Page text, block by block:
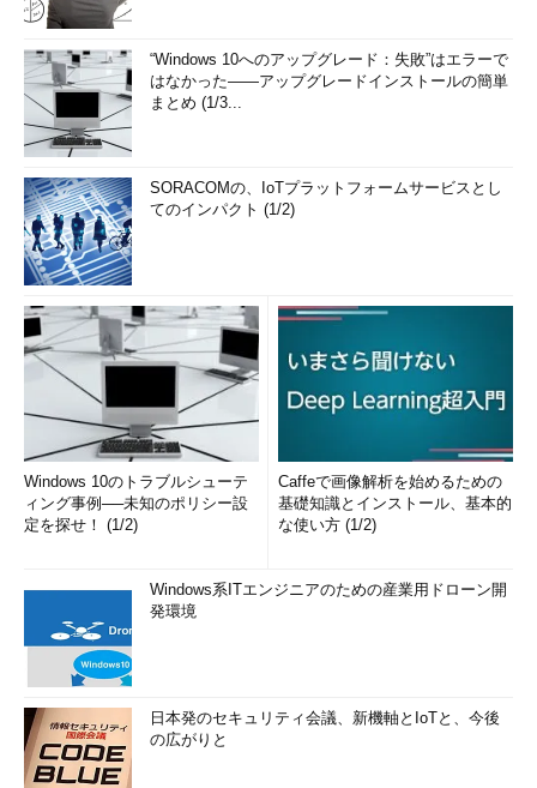
“Windows 10へのアップグレード：失敗”はエラーで
はなかった――アップグレードインストールの簡単
まとめ (1/3...
SORACOMの、IoTプラットフォームサービスとし
てのインパクト (1/2)
Windows 10のトラブルシューテ
ィング事例──未知のポリシー設
定を探せ！ (1/2)
Caffeで画像解析を始めるための
基礎知識とインストール、基本的
な使い方 (1/2)
Windows系ITエンジニアのための産業用ドローン開
発環境
日本発のセキュリティ会議、新機軸とIoTと、今後
の広がりと